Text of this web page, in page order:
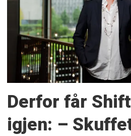
Derfor får
igjen: –